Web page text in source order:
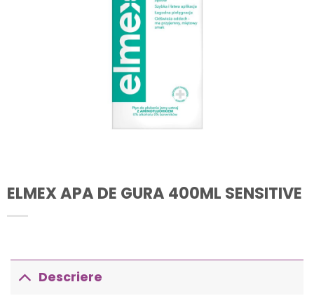
ELMEX APA DE GURA 400ML SENSITIVE
Descriere